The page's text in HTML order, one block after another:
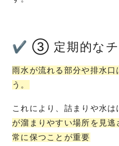
✔ ③ 定期的なチ
雨水が流れる部分や排水口
う。
これにより、詰まりや水は
が溜まりやすい場所を見
常に保つことが重要